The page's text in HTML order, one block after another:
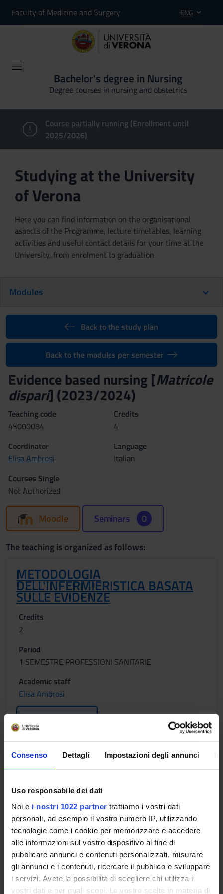
Consenso Dettagli Impostazioni degli annunci
Uso responsabile dei dati
Noi e i nostri 1022 partner trattiamo i vostri dati
personali, ad esempio il vostro numero IP, utilizzando
tecnologie come i cookie per memorizzare e accedere
alle informazioni sul vostro dispositivo al fine di
pubblicare annunci e contenuti personalizzati, misurare
gli annunci e i contenuti, ricercare il pubblico e sviluppare
i servizi. Avete la possibilità di scegliere chi utilizza i
vostri dati e per quali scopi. Le vostre scelte in materia di
Faculty of Medicine and Surgery ENG
Bachelor's degree in Nursing
Degree courses in nursing and obstetrics
Course partially running (Enrollment until
2025/2026)
Studying at the University
of Verona
Here you can find information on the organisational
aspects of the Programme, lecture timetables, learning
activities and useful contact details for your time at the
University, from enrolment to graduation.
Modules
Back to the study plan
Back to the modules per semester
Evidence based nursing [Matricole
dispari] (2023/2024)
Teaching code
4S000084
Credits
4
Coordinator
Elisa Ambrosi
Language
Italian
Courses Single
Not Authorized
Moodle Seminars 0
The teaching is organized as follows:
METODOLOGIA
DELL'INFERMIERISTICA BASATA
SULLE EVIDENZE
Credits
2
Period
1 SEMESTRE PROFESSIONI SANITARIE
Academic staff
Elisa Ambrosi
Lessons timetable
STATISTICA SANITARIA E
EPIDEMIOLOGIA CLINICA
Credits
2
Period
1 SEMESTRE PROFESSIONI SANITARIE
Academic staff
Simone Accordini